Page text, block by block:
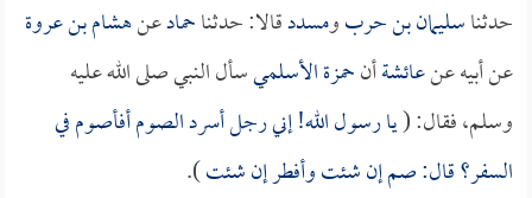
حدثناسليمان بن حربومسددقالا: حدثناحمادعنهشام بن عروة
عن أبيه عنعائشةأنحمزة الأسلميسأل النبي صلى الله عليه
وسلم، فقال: (يا رسول الله! إني رجل أسرد الصوم أفأصوم في
السفر؟ قال: صم إن شئت وأفطر إن شئت).